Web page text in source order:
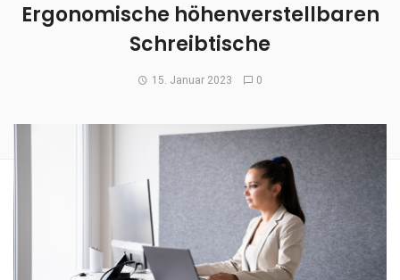
Ergonomische höhenverstellbaren
Schreibtische
15. Januar 2023 0